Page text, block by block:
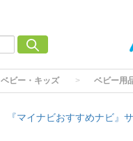
ベビー・キッズ ベビー用
『マイナビおすすめナビ』